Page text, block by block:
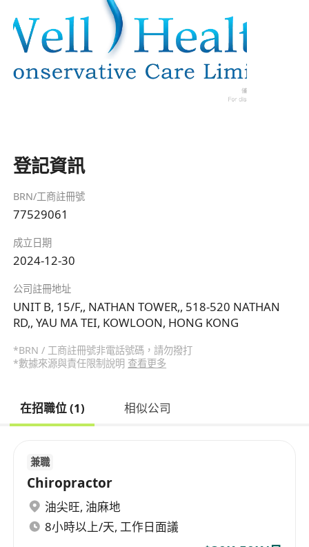
登記資訊
BRN/工商註冊號
77529061
成立日期
2024-12-30
公司註冊地址
UNIT B, 15/F,, NATHAN TOWER,, 518-520 NATHAN
RD,, YAU MA TEI, KOWLOON, HONG KONG
*BRN / 工商註冊號非電話號碼，請勿撥打
*數據來源與責任限制說明 查看更多
在招職位 (1) 相似公司
兼職
Chiropractor
油尖旺, 油麻地
8小時以上/天, 工作日面議